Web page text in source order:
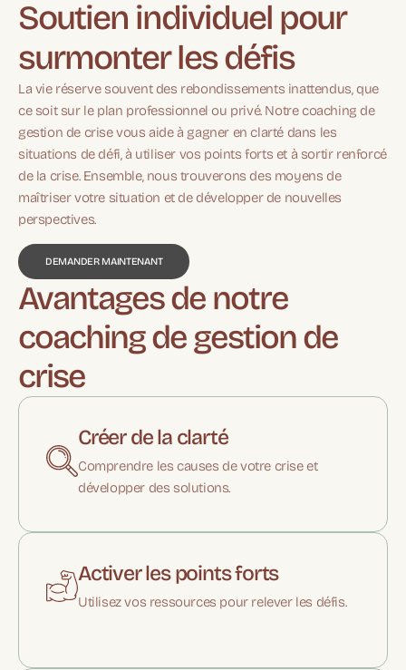
Soutien individuel pour
surmonter les défis
La vie réserve souvent des rebondissements inattendus, que
ce soit sur le plan professionnel ou privé. Notre coaching de
gestion de crise vous aide à gagner en clarté dans les
situations de défi, à utiliser vos points forts et à sortir renforcé
de la crise. Ensemble, nous trouverons des moyens de
maîtriser votre situation et de développer de nouvelles
perspectives.
DEMANDER MAINTENANT
Avantages de notre
coaching de gestion de
crise
Créer de la clarté
Comprendre les causes de votre crise et
développer des solutions.
Activer les points forts
Utilisez vos ressources pour relever les défis.